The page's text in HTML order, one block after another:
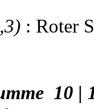
: Roter
10 |